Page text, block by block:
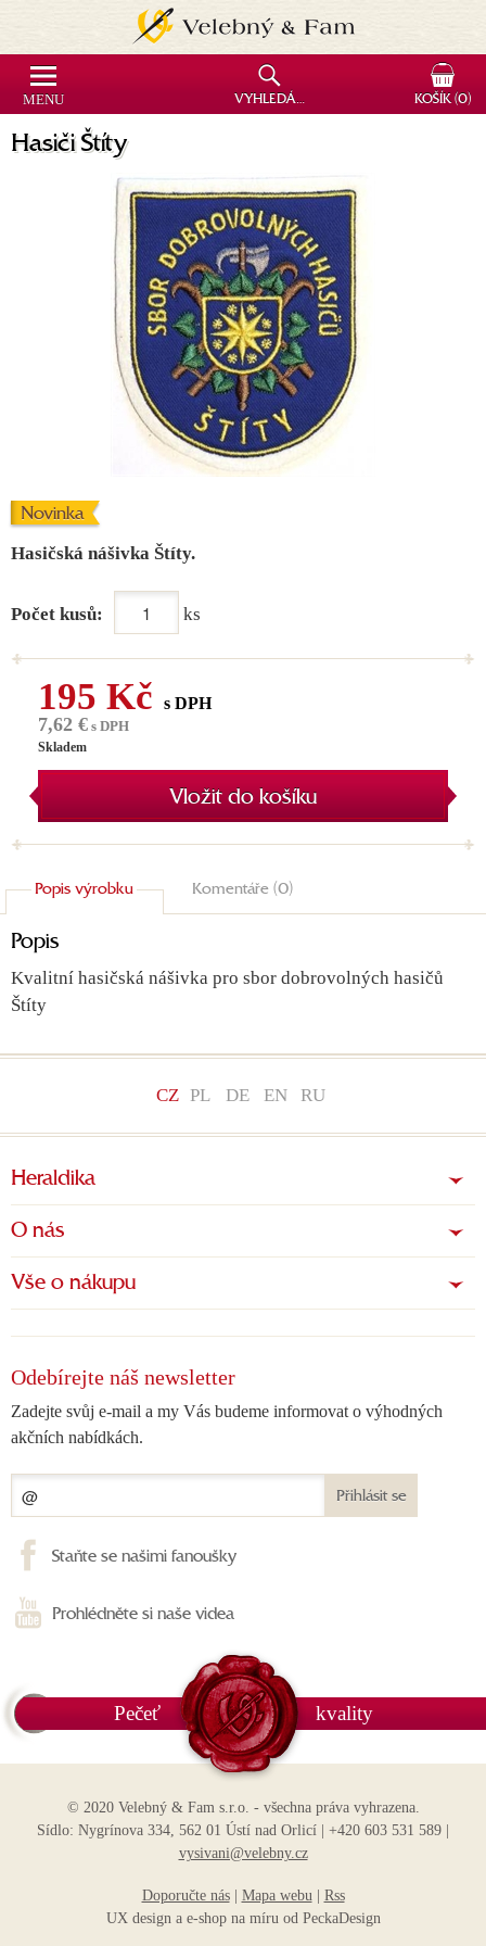
Hasiči Štíty
Novinka
Hasičská nášivka Štíty.
Počet kusů: ks
195 Kč s DPH
7,62 € s DPH
Skladem
Vložit do košíku
Popis výrobku Komentáře (0)
Popis
Kvalitní hasičská nášivka pro sbor dobrovolných hasičů
Štíty
CZ PL DE EN RU
Heraldika
O nás
Vše o nákupu
Odebírejte náš newsletter
Zadejte svůj e-mail a my Vás budeme informovat o výhodných
akčních nabídkách.
Přihlásit se
Staňte se našimi fanoušky
Prohlédněte si naše videa
Pečeť kvality
© 2020 Velebný & Fam s.r.o. - všechna práva vyhrazena.
Sídlo: Nygrínova 334, 562 01 Ústí nad Orlicí | +420 603 531 589 |
vysivani@velebny.cz
Doporučte nás| Mapa webu
Rss
UX design a e-shop na míru od PeckaDesign
MENU VYHLEDÁVÁNÍ KOŠÍK(0)